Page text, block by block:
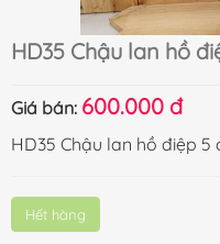
HD35 Chậu lan hồ
Giá bán: 600.000 đ
HD35 Chậu lan hồ điệp
Hết hàng